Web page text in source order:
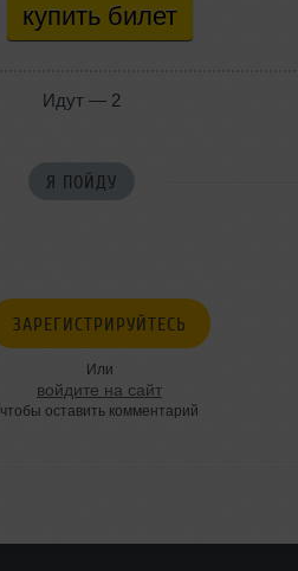
купить билет
Идут — 2
Я ПОЙДУ
ЗАРЕГИСТРИРУЙТЕСЬ
Или
войдите на сайт
чтобы оставить комментарий